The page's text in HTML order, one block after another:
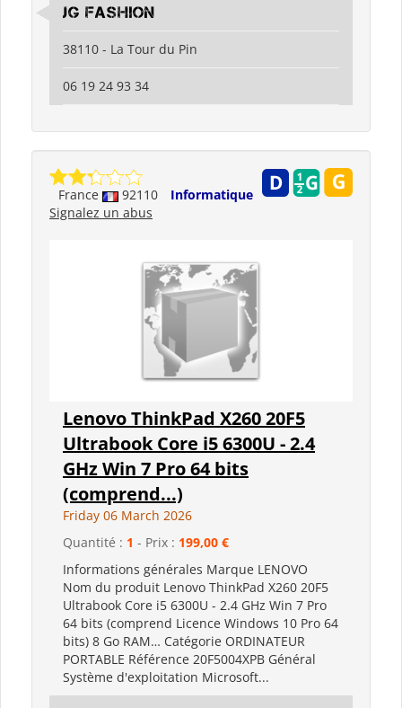
JG Fashion
38110 - La Tour du Pin
06 19 24 93 34
France 92110
Informatique
Signalez un abus
Lenovo ThinkPad X260 20F5
Ultrabook Core i5 6300U - 2.4
GHz Win 7 Pro 64 bits
(comprend...)
Friday 06 March 2026
Quantité : 1 - Prix : 199,00 €
Informations générales Marque LENOVO
Nom du produit Lenovo ThinkPad X260 20F5
Ultrabook Core i5 6300U - 2.4 GHz Win 7 Pro
64 bits (comprend Licence Windows 10 Pro 64
bits) 8 Go RAM… Catégorie ORDINATEUR
PORTABLE Référence 20F5004XPB Général
Système d'exploitation Microsoft...